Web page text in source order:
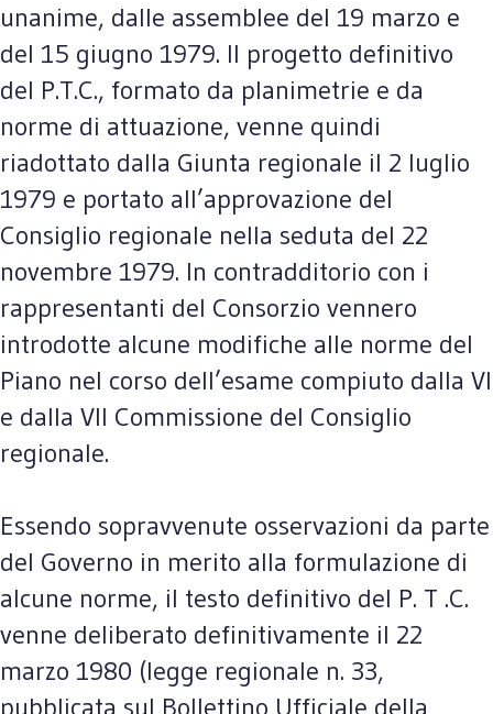
unanime, dalle assemblee del 19 marzo e
del 15 giugno 1979. Il progetto definitivo
del P.T.C., formato da planimetrie e da
norme di attuazione, venne quindi
riadottato dalla Giunta regionale il 2 luglio
1979 e portato all’approvazione del
Consiglio regionale nella seduta del 22
novembre 1979. In contradditorio con i
rappresentanti del Consorzio vennero
introdotte alcune modifiche alle norme del
Piano nel corso dell’esame compiuto dalla VI
e dalla VII Commissione del Consiglio
regionale.
Essendo sopravvenute osservazioni da parte
del Governo in merito alla formulazione di
alcune norme, il testo definitivo del P. T .C.
venne deliberato definitivamente il 22
marzo 1980 (legge regionale n. 33,
pubblicata sul Bollettino Ufficiale della